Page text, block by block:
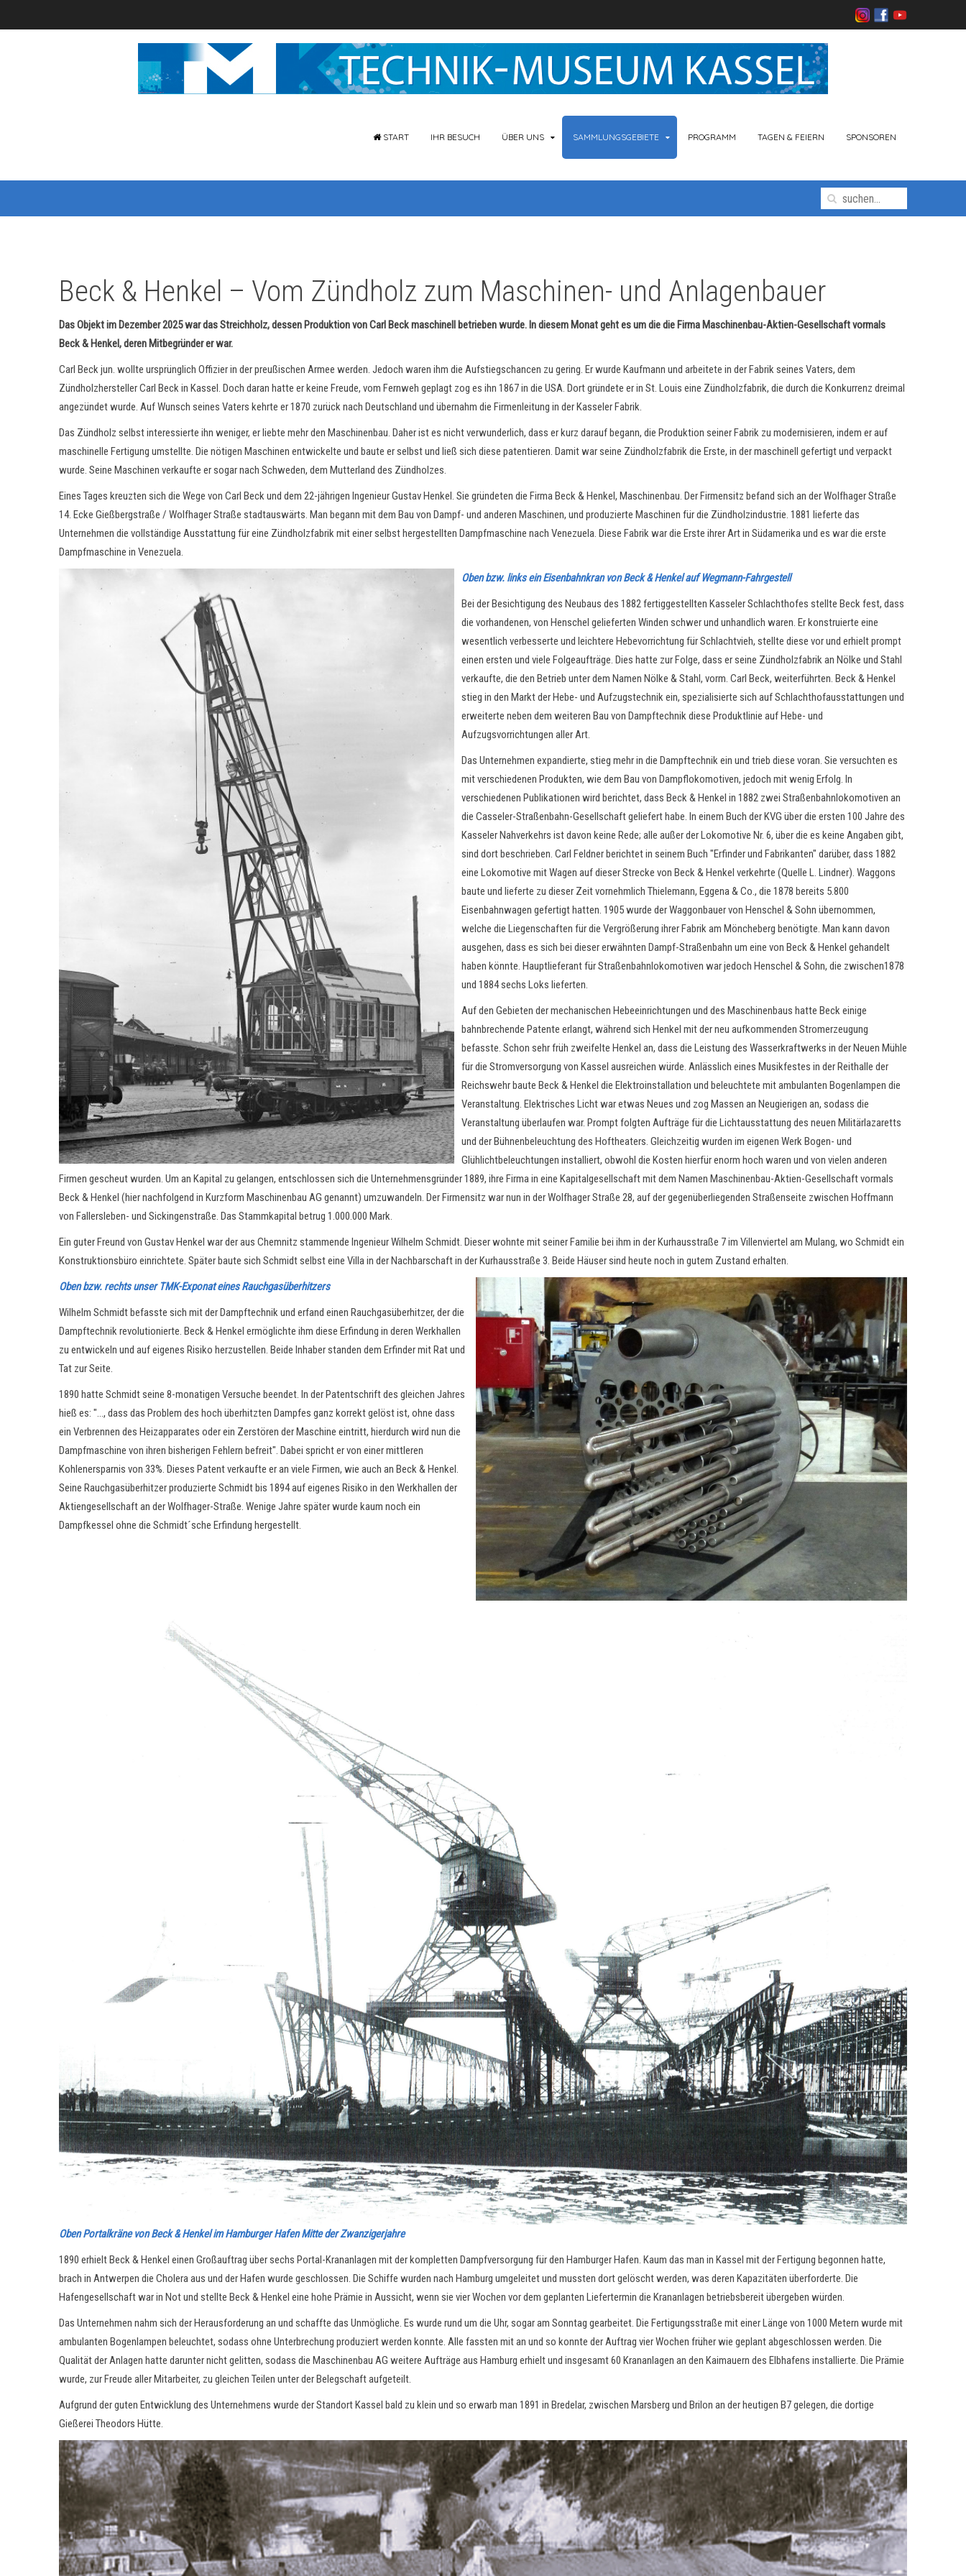
START IHR BESUCH ÜBER UNS SAMMLUNGSGEBIETE PROGRAMM TAGEN & FEIERN SPONSOREN
Beck & Henkel – Vom Zündholz zum Maschinen- und Anlagenbauer
Das Objekt im Dezember 2025 war das Streichholz, dessen Produktion von Carl Beck maschinell betrieben wurde. In diesem Monat geht es um diedie Firma Maschinenbau-Aktien-Gesellschaft vormals
Beck & Henkel, deren Mitbegründer er war.
Carl Beck jun. wollte ursprünglich Offizier in der preußischen Armee werden. Jedoch waren ihm die Aufstiegschancen zu gering. Er wurde Kaufmann und arbeitete in der Fabrik seines Vaters, dem
Zündholzhersteller Carl Beck in Kassel. Doch daran hatte er keine Freude, vom Fernweh geplagt zog es ihn 1867 in die USA. Dort gründete er in St. Louis eine Zündholzfabrik, die durch die Konkurrenz dreimal
angezündet wurde. Auf Wunsch seines Vaters kehrte er 1870 zurück nach Deutschland und übernahm die Firmenleitung in der Kasseler Fabrik.
Das Zündholz selbst interessierte ihn weniger, er liebte mehr den Maschinenbau. Daher ist es nicht verwunderlich, dass er kurz darauf begann, die Produktion seiner Fabrik zu modernisieren, indem er auf
maschinelle Fertigung umstellte. Die nötigen Maschinen entwickelte und baute er selbst und ließ sich diese patentieren. Damit war seine Zündholzfabrik die Erste, in der maschinell gefertigt und verpackt
wurde. Seine Maschinen verkaufte er sogar nach Schweden, dem Mutterland des Zündholzes.
Eines Tages kreuzten sich die Wege von Carl Beck und dem 22-jährigen Ingenieur Gustav Henkel. Sie gründeten die Firma Beck & Henkel, Maschinenbau. Der Firmensitz befand sich an der Wolfhager Straße
14. Ecke Gießbergstraße / Wolfhager Straße stadtauswärts. Man begann mit dem Bau von Dampf- und anderen Maschinen, und produzierte Maschinen für die Zündholzindustrie. 1881 lieferte das
Unternehmen die vollständige Ausstattung für eine Zündholzfabrik mit einer selbst hergestellten Dampfmaschine nach Venezuela. Diese Fabrik war die Erste ihrer Art in Südamerika und es war die erste
Dampfmaschine in Venezuela.
Oben bzw. links ein Eisenbahnkran von Beck & Henkel auf Wegmann-Fahrgestell
Bei der Besichtigung des Neubaus des 1882 fertiggestellten Kasseler Schlachthofes stellte Beck fest, dass
die vorhandenen, von Henschel gelieferten Winden schwer und unhandlich waren. Er konstruierte eine
wesentlich verbesserte und leichtere Hebevorrichtung für Schlachtvieh, stellte diese vor und erhielt prompt
einen ersten und viele Folgeaufträge. Dies hatte zur Folge, dass er seine Zündholzfabrik an Nölke und Stahl
verkaufte, die den Betrieb unter dem Namen Nölke & Stahl, vorm. Carl Beck, weiterführten. Beck & Henkel
stieg in den Markt der Hebe- und Aufzugstechnik ein, spezialisierte sich auf Schlachthofausstattungen und
erweiterte neben dem weiteren Bau von Dampftechnik diese Produktlinie auf Hebe- und
Aufzugsvorrichtungen aller Art.
Das Unternehmen expandierte, stieg mehr in die Dampftechnik ein und trieb diese voran. Sie versuchten es
mit verschiedenen Produkten, wie dem Bau von Dampflokomotiven, jedoch mit wenig Erfolg. In
verschiedenen Publikationen wird berichtet, dass Beck & Henkel in 1882 zwei Straßenbahnlokomotiven an
die Casseler-Straßenbahn-Gesellschaft geliefert habe. In einem Buch der KVG über die ersten 100 Jahre des
Kasseler Nahverkehrs ist davon keine Rede; alle außer der Lokomotive Nr. 6, über die es keine Angaben gibt,
sind dort beschrieben. Carl Feldner berichtet in seinem Buch "Erfinder und Fabrikanten" darüber, dass 1882
eine Lokomotive mit Wagen auf dieser Strecke von Beck & Henkel verkehrte (Quelle L. Lindner). Waggons
baute und lieferte zu dieser Zeit vornehmlich Thielemann, Eggena & Co., die 1878 bereits 5.800
Eisenbahnwagen gefertigt hatten. 1905 wurde der Waggonbauer von Henschel & Sohn übernommen,
welche die Liegenschaften für die Vergrößerung ihrer Fabrik am Möncheberg benötigte. Man kann davon
ausgehen, dass es sich bei dieser erwähnten Dampf-Straßenbahn um eine von Beck & Henkel gehandelt
haben könnte. Hauptlieferant für Straßenbahnlokomotiven war jedoch Henschel & Sohn, die zwischen1878
und 1884 sechs Loks lieferten.
Auf den Gebieten der mechanischen Hebeeinrichtungen und des Maschinenbaus hatte Beck einige
bahnbrechende Patente erlangt, während sich Henkel mit der neu aufkommenden Stromerzeugung
befasste. Schon sehr früh zweifelte Henkel an, dass die Leistung des Wasserkraftwerks in der Neuen Mühle
für die Stromversorgung von Kassel ausreichen würde. Anlässlich eines Musikfestes in der Reithalle der
Reichswehr baute Beck & Henkel die Elektroinstallation und beleuchtete mit ambulanten Bogenlampen die
Veranstaltung. Elektrisches Licht war etwas Neues und zog Massen an Neugierigen an, sodass die
Veranstaltung überlaufen war. Prompt folgten Aufträge für die Lichtausstattung des neuen Militärlazaretts
und der Bühnenbeleuchtung des Hoftheaters. Gleichzeitig wurden im eigenen Werk Bogen- und
Glühlichtbeleuchtungen installiert, obwohl die Kosten hierfür enorm hoch waren und von vielen anderen
Firmen gescheut wurden. Um an Kapital zu gelangen, entschlossen sich die Unternehmensgründer 1889, ihre Firma in eine Kapitalgesellschaft mit dem Namen Maschinenbau-Aktien-Gesellschaft vormals
Beck & Henkel (hier nachfolgend in Kurzform Maschinenbau AG genannt) umzuwandeln. Der Firmensitz war nun in der Wolfhager Straße 28, auf der gegenüberliegenden Straßenseite zwischen Hoffmann
von Fallersleben- und Sickingenstraße. Das Stammkapital betrug 1.000.000 Mark.
Ein guter Freund von Gustav Henkel war der aus Chemnitz stammende Ingenieur Wilhelm Schmidt. Dieser wohnte mit seiner Familie bei ihm in der Kurhausstraße 7 im Villenviertel am Mulang, wo Schmidt ein
Konstruktionsbüro einrichtete. Später baute sich Schmidt selbst eine Villa in der Nachbarschaft in der Kurhausstraße 3. Beide Häuser sind heute noch in gutem Zustand erhalten.
Oben bzw. rechtsunser TMK-Exponat eines Rauchgasüberhitzers
Wilhelm Schmidt befasste sich mit der Dampftechnik und erfand einen Rauchgasüberhitzer, der die
Dampftechnik revolutionierte. Beck & Henkel ermöglichte ihm diese Erfindung in deren Werkhallen
zu entwickeln und auf eigenes Risiko herzustellen. Beide Inhaber standen dem Erfinder mit Rat und
Tat zur Seite.
1890 hatte Schmidt seine 8-monatigen Versuche beendet. In der Patentschrift des gleichen Jahres
hieß es: "…, dass das Problem des hoch überhitzten Dampfes ganz korrekt gelöst ist, ohne dass
ein Verbrennen des Heizapparates oder ein Zerstören der Maschine eintritt, hierdurch wird nun die
Dampfmaschine von ihren bisherigen Fehlern befreit". Dabei spricht er von einer mittleren
Kohlenersparnis von 33%. Dieses Patent verkaufte er an viele Firmen, wie auch an Beck & Henkel.
Seine Rauchgasüberhitzer produzierte Schmidt bis 1894 auf eigenes Risiko in den Werkhallen der
Aktiengesellschaft an der Wolfhager-Straße. Wenige Jahre später wurde kaum noch ein
Dampfkessel ohne die Schmidt´sche Erfindung hergestellt.
Oben Portalkräne von Beck & Henkel im Hamburger Hafen Mitte der Zwanzigerjahre
1890 erhielt Beck & Henkel einen Großauftrag über sechs Portal-Krananlagen mit der kompletten Dampfversorgung für den Hamburger Hafen. Kaum das man in Kassel mit der Fertigung begonnen hatte,
brach in Antwerpen die Cholera aus und der Hafen wurde geschlossen. Die Schiffe wurden nach Hamburg umgeleitet und mussten dort gelöscht werden, was deren Kapazitäten überforderte. Die
Hafengesellschaft war in Not und stellte Beck & Henkel eine hohe Prämie in Aussicht, wenn sie vier Wochen vor dem geplanten Liefertermin die Krananlagen betriebsbereit übergeben würden.
Das Unternehmen nahm sich der Herausforderung an und schaffte das Unmögliche. Es wurde rund um die Uhr, sogar am Sonntag gearbeitet. Die Fertigungsstraße mit einer Länge von 1000 Metern wurde mit
ambulanten Bogenlampen beleuchtet, sodass ohne Unterbrechung produziert werden konnte. Alle fassten mit an und so konnte der Auftrag vier Wochen früher wie geplant abgeschlossen werden. Die
Qualität der Anlagen hatte darunter nicht gelitten, sodass die Maschinenbau AG weitere Aufträge aus Hamburg erhielt und insgesamt 60 Krananlagen an den Kaimauern des Elbhafens installierte. Die Prämie
wurde, zur Freude aller Mitarbeiter, zu gleichen Teilen unter der Belegschaft aufgeteilt.
Aufgrund der guten Entwicklung des Unternehmens wurde der Standort Kassel bald zu klein und so erwarb man 1891 in Bredelar, zwischen Marsberg und Brilon an der heutigen B7 gelegen, die dortige
Gießerei Theodors Hütte.